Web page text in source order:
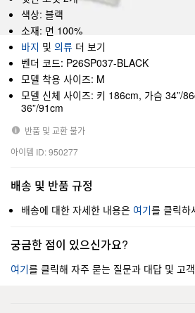
색상: 블랙
소재: 면 100%
바지 및 의류 더 보기
벤더 코드: P26SP037-BLACK
모델 착용 사이즈: M
모델 신체 사이즈: 키 186cm, 가슴 34”/
36”/91cm
반품 및 교환 불가
아이템 ID: 950277
배송 및 반품 규정
배송에 대한 자세한 내용은 여기를 클릭하
궁금한 점이 있으신가요?
여기를 클릭해 자주 묻는 질문과 대답 및 고